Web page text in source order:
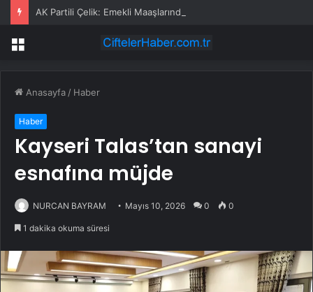
Menü
Anasayfa / Haber
Haber
Kayseri Talas’tan sanayi
esnafına müjde
NURCAN BAYRAM Mayıs 10, 2026 0 0
1 dakika okuma süresi